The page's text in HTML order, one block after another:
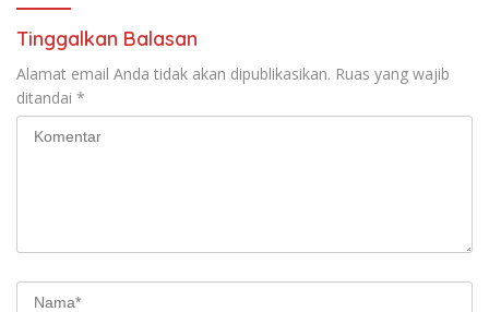
Tinggalkan Balasan
Alamat email Anda tidak akan dipublikasikan. Ruas yang wajib
ditandai *